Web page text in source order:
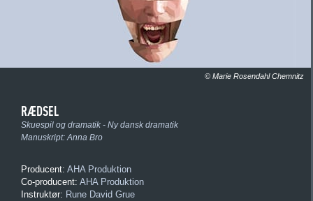
© Marie Rosendahl Chemnitz
RÆDSEL
Skuespil og dramatik - Ny dansk dramatik
Manuskript:Anna Bro
Producent: AHA Produktion
Co-producent: AHA Produktion
Instruktør: Rune David Grue